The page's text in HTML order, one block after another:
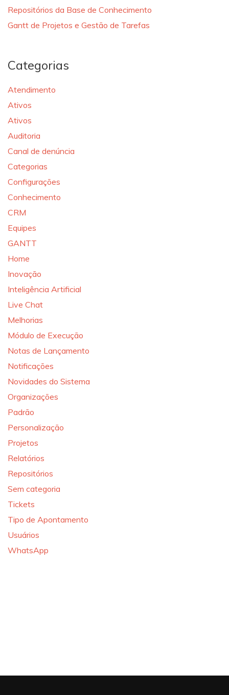
Repositórios da Base de Conhecimento
Gantt de Projetos e Gestão de Tarefas
Categorias
Atendimento
Ativos
Ativos
Auditoria
Canal de denúncia
Categorias
Configurações
Conhecimento
CRM
Equipes
GANTT
Home
Inovação
Inteligência Artificial
Live Chat
Melhorias
Módulo de Execução
Notas de Lançamento
Notificações
Novidades do Sistema
Organizações
Padrão
Personalização
Projetos
Relatórios
Repositórios
Sem categoria
Tickets
Tipo de Apontamento
Usuários
WhatsApp